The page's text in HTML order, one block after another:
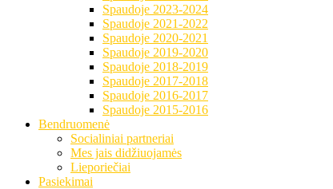
Spaudoje 2023-2024
Spaudoje 2021-2022
Spaudoje 2020-2021
Spaudoje 2019-2020
Spaudoje 2018-2019
Spaudoje 2017-2018
Spaudoje 2016-2017
Spaudoje 2015-2016
Bendruomenė
Socialiniai partneriai
Mes jais didžiuojamės
Lieporiečiai
Pasiekimai